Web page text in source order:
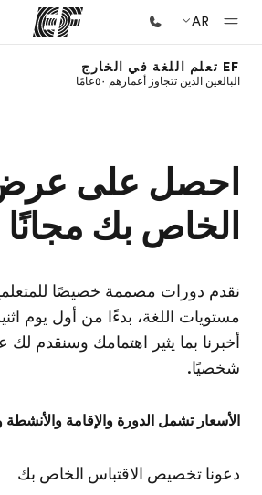
AR
الصفحة الرئيسية
شاهد كل ما نقوم به
أعثر على مكتب قريب منك
نبذة عنا
من نحن
وظائف
EF تعلم اللغة في الخارج
البالغين الذين تتجاوز أعمارهم ٥٠عامًا
احصل على
الخاص بك مجانًا
نقدم دورات مصممة خصيصًا
مستويات اللغة، بدءًا من أول يوم
أخبرنا بما يثير اهتمامك وسنقدم
شخصيًا.
الأسعار تشمل الدورة والإقامة والأنشطة
دعونا تخصيص الاقتباس الخاص بك